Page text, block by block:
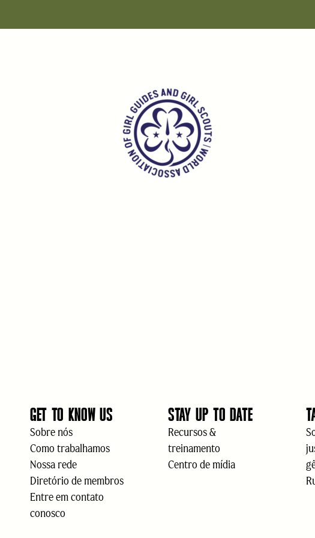
GET TO KNOW US
Sobre nós
Como trabalhamos
Nossa rede
Diretório de membros
Entre em contato
conosco
STAY UP TO DATE
Recursos &
treinamento
Centro de mídia